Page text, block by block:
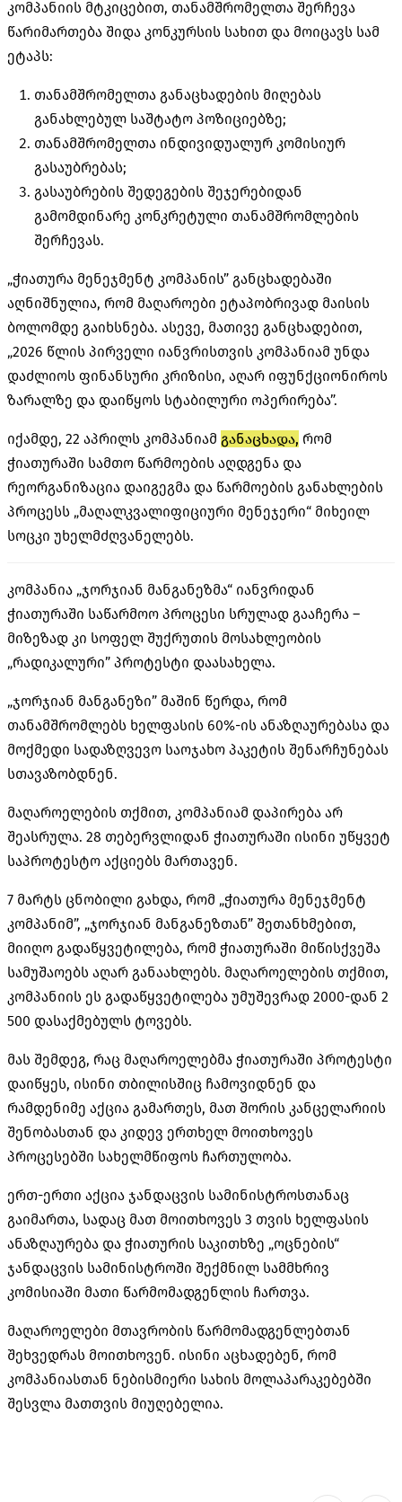
კომპანიის მტკიცებით, თანამშრომელთა შერჩევა
წარიმართება შიდა კონკურსის სახით და მოიცავს სამ
ეტაპს:
თანამშრომელთა განაცხადების მიღებას
განახლებულ საშტატო პოზიციებზე;
თანამშრომელთა ინდივიდუალურ კომისიურ
გასაუბრებას;
გასაუბრების შედეგების შეჯერებიდან
გამომდინარე კონკრეტული თანამშრომლების
შერჩევას.
„ჭიათურა მენეჯმენტ კომპანის” განცხადებაში
აღნიშნულია, რომ მაღაროები ეტაპობრივად მაისის
ბოლომდე გაიხსნება. ასევე, მათივე განცხადებით,
„2026 წლის პირველი იანვრისთვის კომპანიამ უნდა
დაძლიოს ფინანსური კრიზისი, აღარ იფუნქციონიროს
ზარალზე და დაიწყოს სტაბილური ოპერირება”.
იქამდე, 22 აპრილს კომპანიამ განაცხადა, რომ
ჭიათურაში სამთო წარმოების აღდგენა და
რეორგანიზაცია დაიგეგმა და წარმოების განახლების
პროცესს „მაღალკვალიფიციური მენეჯერი“ მიხეილ
სოცკი უხელმძღვანელებს.
კომპანია „ჯორჯიან მანგანეზმა“ იანვრიდან
ჭიათურაში საწარმოო პროცესი სრულად გააჩერა –
მიზეზად კი სოფელ შუქრუთის მოსახლეობის
„რადიკალური” პროტესტი დაასახელა.
„ჯორჯიან მანგანეზი” მაშინ წერდა, რომ
თანამშრომლებს ხელფასის 60%-ის ანაზღაურებასა და
მოქმედი სადაზღვევო საოჯახო პაკეტის შენარჩუნებას
სთავაზობდნენ.
მაღაროელების თქმით, კომპანიამ დაპირება არ
შეასრულა. 28 თებერვლიდან ჭიათურაში ისინი უწყვეტ
საპროტესტო აქციებს მართავენ.
7 მარტს ცნობილი გახდა, რომ „ჭიათურა მენეჯმენტ
კომპანიმ”, „ჯორჯიან მანგანეზთან” შეთანხმებით,
მიიღო გადაწყვეტილება, რომ ჭიათურაში მიწისქვეშა
სამუშაოებს აღარ განაახლებს. მაღაროელების თქმით,
კომპანიის ეს გადაწყვეტილება უმუშევრად 2000-დან 2
500 დასაქმებულს ტოვებს.
მას შემდეგ, რაც მაღაროელებმა ჭიათურაში პროტესტი
დაიწყეს, ისინი თბილისშიც ჩამოვიდნენ და
რამდენიმე აქცია გამართეს, მათ შორის კანცელარიის
შენობასთან და კიდევ ერთხელ მოითხოვეს
პროცესებში სახელმწიფოს ჩართულობა.
ერთ-ერთი აქცია ჯანდაცვის სამინისტროსთანაც
გაიმართა, სადაც მათ მოითხოვეს 3 თვის ხელფასის
ანაზღაურება და ჭიათურის საკითხზე „ოცნების“
ჯანდაცვის სამინისტროში შექმნილ სამმხრივ
კომისიაში მათი წარმომადგენლის ჩართვა.
მაღაროელები მთავრობის წარმომადგენლებთან
შეხვედრას მოითხოვენ. ისინი აცხადებენ, რომ
კომპანიასთან ნებისმიერი სახის მოლაპარაკებებში
შესვლა მათთვის მიუღებელია.